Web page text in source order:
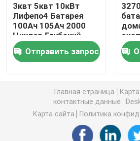
батарея 48v Lifepo4
электростанция лития
Lifepo4 батарея Powerwall
Батарея ИБП Lifepo4
3квт 5квт 10кВт
Лифепо4 Батарея
100Ач 105Ач 2000
Циклов Глубокий
Велосипед РВ Э
циклаОтправить запрос
12в
Главная страница
контактные данные
Карта сайта
Политика